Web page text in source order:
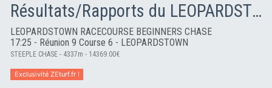
Résultats/Rapports du LEOPARDSTOWN RACECOURSE BEGINNERS CHASE
LEOPARDSTOWN RACECOURSE BEGINNERS CHASE
17:25 - Réunion 9 Course 6 - LEOPARDSTOWN
STEEPLE CHASE - 4337m - 14369.00€
Exclusivité ZEturf.fr !